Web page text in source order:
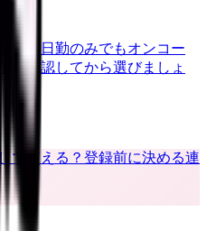
へ。日勤のみでもオンコー
を確認してから選びましょ